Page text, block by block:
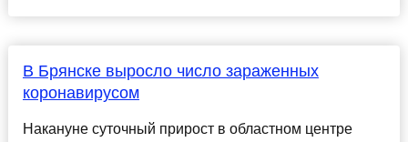
В Брянске выросло число зараженных
коронавирусом
Накануне суточный прирост в областном центре